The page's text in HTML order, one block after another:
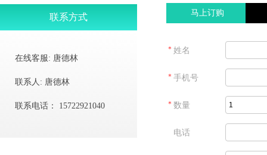
联系方式
在线客服: 唐德林
联系人: 唐德林
联系电话： 15722921040
马上订购
＊ 姓名
＊ 手机号
＊ 数量
电话